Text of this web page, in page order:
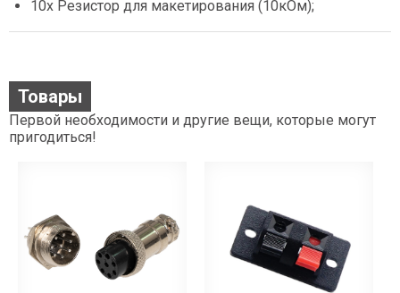
10х Резистор для макетирования (10кОм);
Товары
Первой необходимости и другие вещи, которые могут
пригодиться!